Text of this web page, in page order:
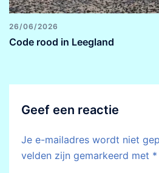
26/06/2026
Code rood in Leegland
Geef een reactie
Je e-mailadres wordt niet
velden zijn gemarkeerd met *